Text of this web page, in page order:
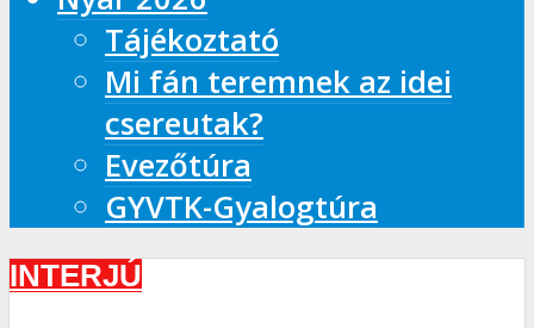
Tájékoztató
Mi fán teremnek az idei
csereutak?
Evezőtúra
GYVTK-Gyalogtúra
INTERJÚ